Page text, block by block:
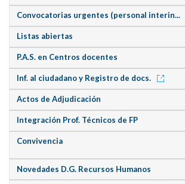
Convocatorias urgentes (personal interin...
Listas abiertas
P.A.S. en Centros docentes
Inf. al ciudadano y Registro de docs.
Actos de Adjudicación
Integración Prof. Técnicos de FP
Convivencia
Novedades D.G. Recursos Humanos